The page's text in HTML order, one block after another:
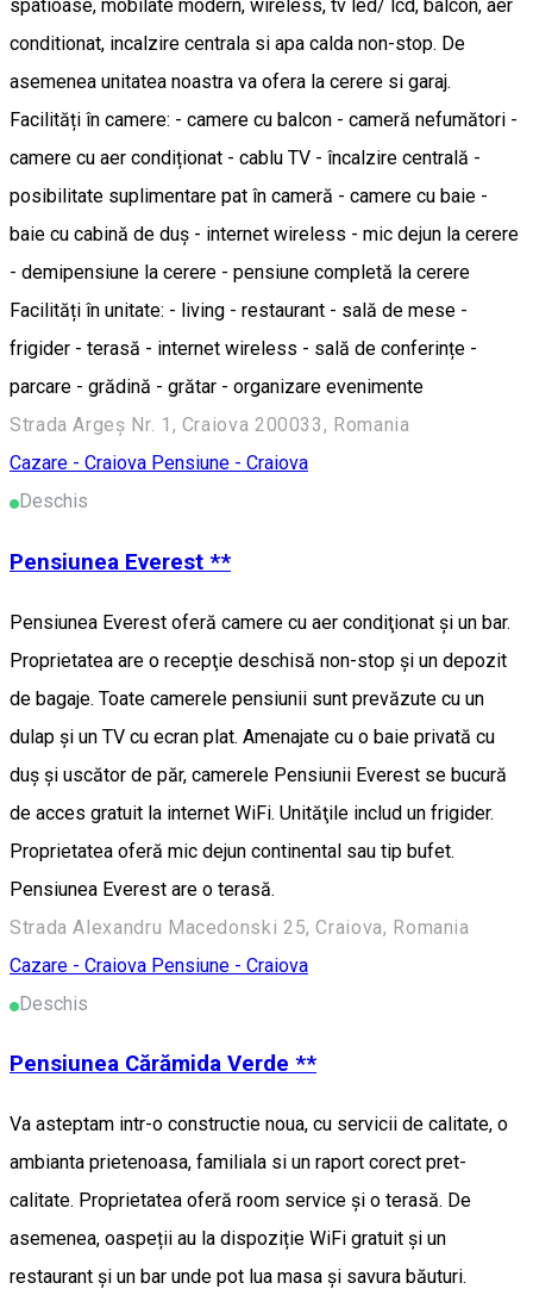
spatioase, mobilate modern, wireless, tv led/ lcd, balcon, aer
conditionat, incalzire centrala si apa calda non-stop. De
asemenea unitatea noastra va ofera la cerere si garaj.
Facilități în camere: - camere cu balcon - cameră nefumători -
camere cu aer condiționat - cablu TV - încalzire centrală -
posibilitate suplimentare pat în cameră - camere cu baie -
baie cu cabină de duș - internet wireless - mic dejun la cerere
- demipensiune la cerere - pensiune completă la cerere
Facilități în unitate: - living - restaurant - sală de mese -
frigider - terasă - internet wireless - sală de conferințe -
parcare - grădină - grătar - organizare evenimente
Strada Argeș Nr. 1, Craiova 200033, Romania
Cazare - Craiova Pensiune - Craiova
Deschis
Pensiunea Everest **
Pensiunea Everest oferă camere cu aer condiţionat şi un bar.
Proprietatea are o recepţie deschisă non-stop şi un depozit
de bagaje. Toate camerele pensiunii sunt prevăzute cu un
dulap şi un TV cu ecran plat. Amenajate cu o baie privată cu
duş şi uscător de păr, camerele Pensiunii Everest se bucură
de acces gratuit la internet WiFi. Unităţile includ un frigider.
Proprietatea oferă mic dejun continental sau tip bufet.
Pensiunea Everest are o terasă.
Strada Alexandru Macedonski 25, Craiova, Romania
Cazare - Craiova Pensiune - Craiova
Deschis
Pensiunea Cărămida Verde **
Va asteptam intr-o constructie noua, cu servicii de calitate, o
ambianta prietenoasa, familiala si un raport corect pret-
calitate. Proprietatea oferă room service şi o terasă. De
asemenea, oaspeții au la dispoziție WiFi gratuit și un
restaurant și un bar unde pot lua masa și savura băuturi.